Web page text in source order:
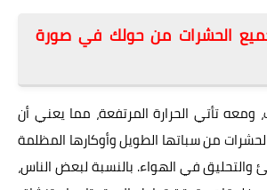
الحشرات من حولك في صورة
تأتي الحرارة المرتفعة، مما يعني أن
من سباتها الطويل وأوكارها المظلمة
والتحليق في الهواء. بالنسبة لبعض الناس،